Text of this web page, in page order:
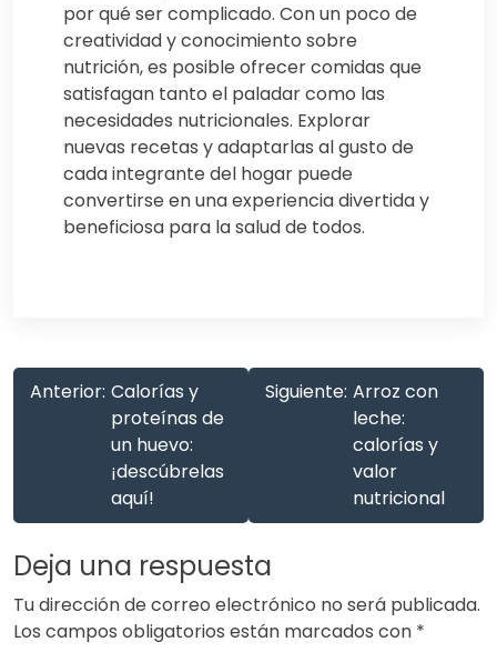
por qué ser complicado. Con un poco de
creatividad y conocimiento sobre
nutrición, es posible ofrecer comidas que
satisfagan tanto el paladar como las
necesidades nutricionales. Explorar
nuevas recetas y adaptarlas al gusto de
cada integrante del hogar puede
convertirse en una experiencia divertida y
beneficiosa para la salud de todos.
Anterior: Calorías y
proteínas de
un huevo:
¡descúbrelas
aquí!
Siguiente: Arroz con
leche:
calorías y
valor
nutricional
Deja una respuesta
Tu dirección de correo electrónico no será publicada.
Los campos obligatorios están marcados con *